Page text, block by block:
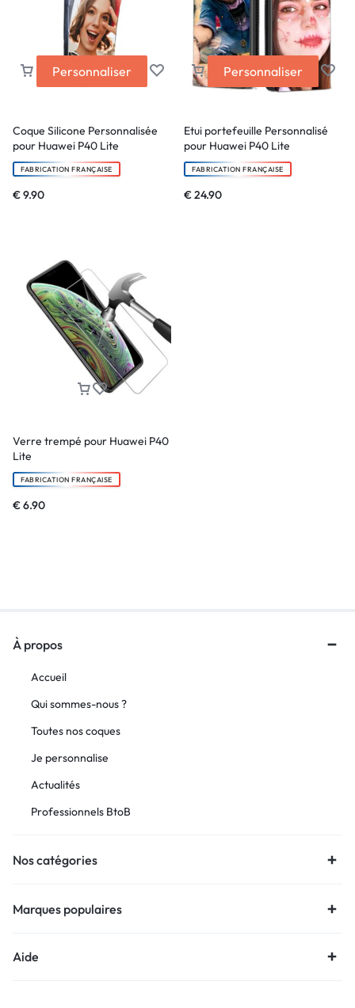
Personnaliser
Coque Silicone Personnalisée
pour Huawei P40 Lite
FABRICATION FRANÇAISE
€9.90
Personnaliser
Etui portefeuille Personnalisé
pour Huawei P40 Lite
FABRICATION FRANÇAISE
€24.90
Verre trempé pour Huawei P40
Lite
FABRICATION FRANÇAISE
€6.90
À propos
Accueil
Qui sommes-nous ?
Toutes nos coques
Je personnalise
Actualités
Professionnels BtoB
Nos catégories
Marques populaires
Aide